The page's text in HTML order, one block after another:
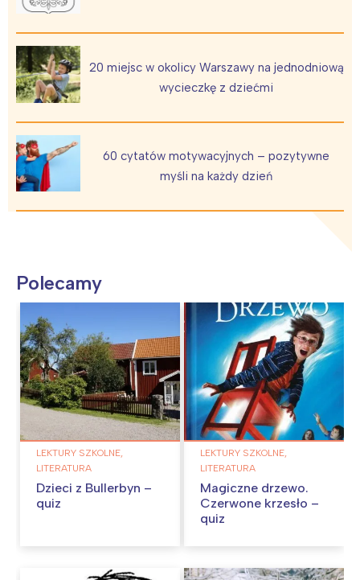
20 miejsc w okolicy Warszawy na jednodniową
wycieczkę z dziećmi
60 cytatów motywacyjnych – pozytywne
myśli na każdy dzień
Polecamy
LEKTURY SZKOLNE,
LITERATURA
Dzieci z Bullerbyn –
quiz
LEKTURY SZKOLNE,
LITERATURA
Magiczne drzewo.
Czerwone krzesło –
quiz